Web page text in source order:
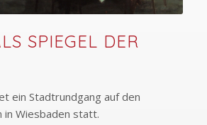
SPIEGEL DER
ein Stadtrundgang auf den
in Wiesbaden statt.